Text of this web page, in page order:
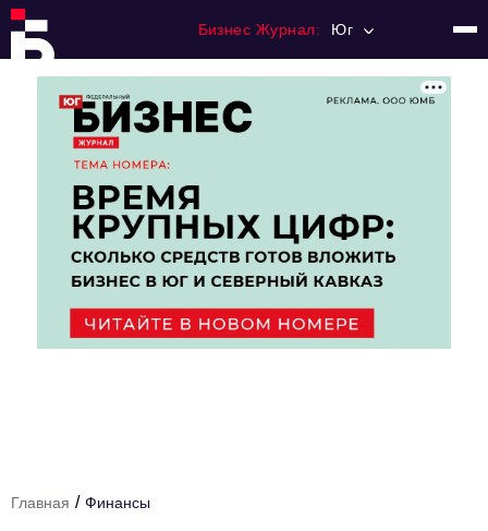
Бизнес Журнал: Юг
Франчайзинг
Номера журнала
Категории:
Финансы
Главная / Финансы